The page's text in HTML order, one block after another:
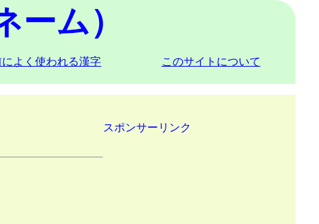
ーム）
よく使われる漢字 このサイトについて
スポンサーリンク